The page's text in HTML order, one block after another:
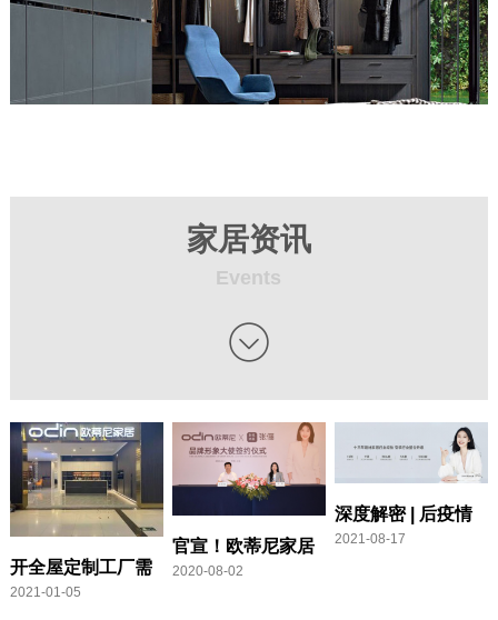
家居资讯
Events

开全屋定制工厂需
要什么手续
2021-01-05
官宣！欧蒂尼家居
正式签约张俪为品
2020-08-02
深度解密 | 后疫情
时代，欧蒂尼家居
2021-08-17